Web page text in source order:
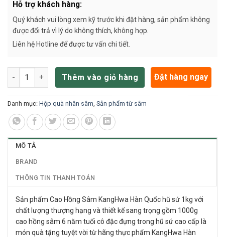
Hỗ trợ khách hàng:
Quý khách vui lòng xem kỹ trước khi đặt hàng, sản phẩm không
được đổi trả vì lý do không thích, không hợp.
Liên hệ Hotline để được tư vấn chi tiết.
Cao Hồng Sâm Kanghwa Hàn Quốc Hũ 1kg số lượng
Thêm vào giỏ hàng Đặt hàng ngay
Danh mục: Hộp quà nhân sâm, Sản phẩm từ sâm
MÔ TẢ
BRAND
THÔNG TIN THANH TOÁN
Sản phẩm Cao Hồng Sâm KangHwa Hàn Quốc hũ sứ 1kg với
chất lượng thượng hạng và thiết kế sang trọng gồm 1000g
cao hồng sâm 6 năm tuổi cô đặc đựng trong hũ sứ cao cấp là
món quà tặng tuyệt vời từ hãng thực phẩm KangHwa Hàn